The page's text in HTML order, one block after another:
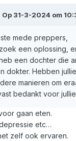
Op 31-3-2024 om
mede preppers,
een oplossing,
een dochter die
dokter. Hebben
manieren om
bedankt voor
gaan eten.
etc…
zelf ook ervaren.